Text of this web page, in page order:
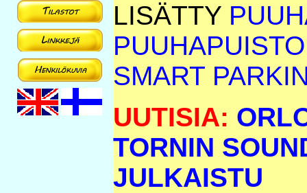
LISÄTTY
SMART
UUTISIA:
TORNIN
JULKAISTU